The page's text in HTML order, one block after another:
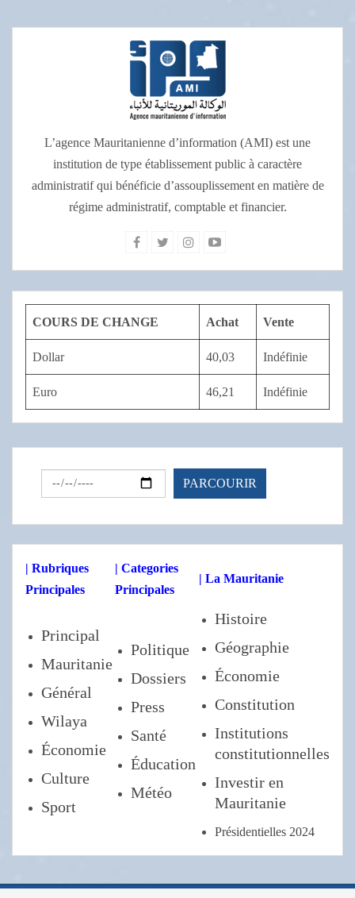
L’agence Mauritanienne d’information (AMI) est une
institution de type établissement public à caractère
administratif qui bénéficie d’assouplissement en matière de
régime administratif, comptable et financier.
COURS DE CHANGE Achat Vente
Dollar 40,03 Indéfinie
Euro 46,21 Indéfinie
| Rubriques
Principales
| Categories
Principales
| La Mauritanie
Principal
Mauritanie
Général
Wilaya
Économie
Culture
Sport
Politique
Dossiers
Press
Santé
Éducation
Météo
Histoire
Géographie
Économie
Constitution
Institutions
constitutionnelles
Investir en
Mauritanie
Présidentielles 2024